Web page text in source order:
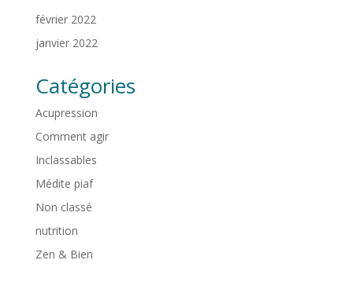
février 2022
janvier 2022
Catégories
Acupression
Comment agir
Inclassables
Médite piaf
Non classé
nutrition
Zen & Bien